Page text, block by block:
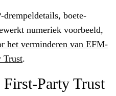
boete-
numeriek voorbeeld,
het verminderen van EFM-
Trust.
First-Party Trust